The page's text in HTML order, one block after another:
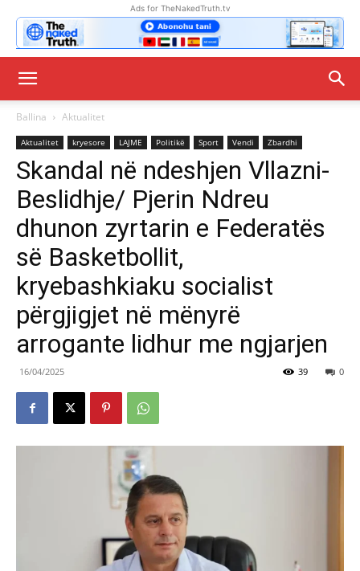
Ads for TheNakedTruth.tv
Ballina Aktualitet
Aktualitet kryesore LAJME Politikë Sport Vendi Zbardhi
Skandal në ndeshjen Vllazni-
Beslidhje/ Pjerin Ndreu
dhunon zyrtarin e Federatës
së Basketbollit,
kryebashkiaku socialist
përgjigjet në mënyrë
arrogante lidhur me ngjarjen
16/04/2025 0
39